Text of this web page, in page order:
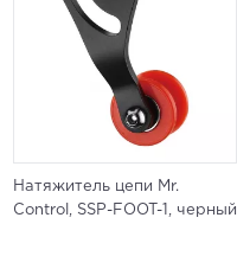
Натяжитель цепи Mr.
Control, SSP-FOOT-1, черный